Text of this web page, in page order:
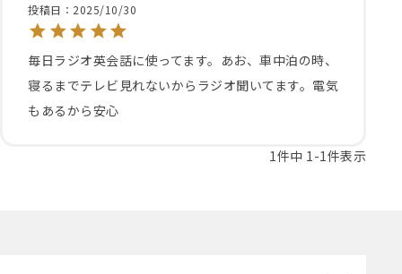
投稿日
2025/10/30
毎日ラジオ英会話に使ってます。あお、車中泊の時、
寝るまでテレビ見れないからラジオ聞いてます。電気
もあるから安心
1件中 1 -1件表示